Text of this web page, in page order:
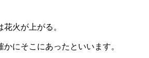
火が上がる。
にそこにあったといいます。